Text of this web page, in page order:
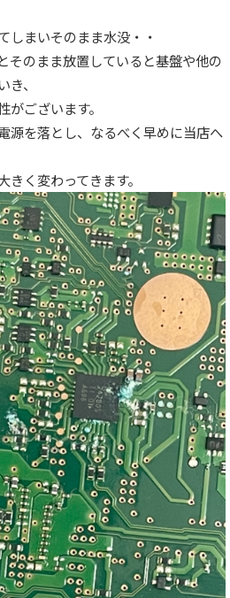
しまいそのまま水没・・
そのまま放置していると基盤や他の
、
ございます。
源を落とし、なるべく早めに当店へ
く変わってきます。